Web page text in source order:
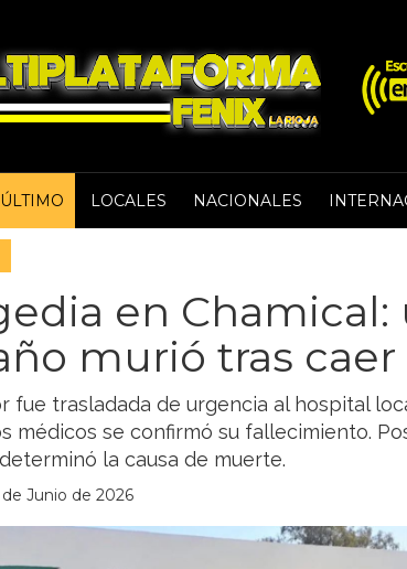
LOCALES NACIONALES
en
murió tras
fue trasladada de urgencia al hospital
médicos se confirmó su fallecimiento.
la causa de muerte.
Junio de 2026